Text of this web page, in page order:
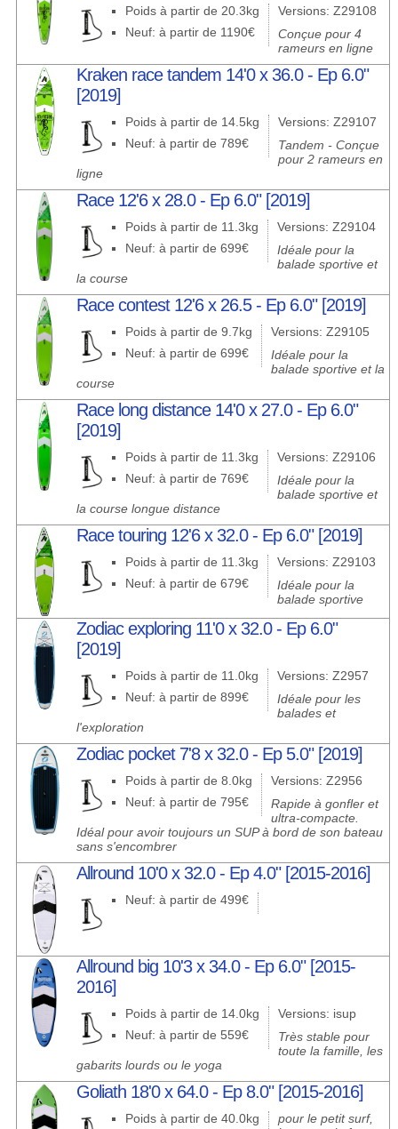
Poids à partir de 20.3kg
Neuf: à partir de 1190€
Versions: Z29108
Conçue pour 4
rameurs en ligne
Kraken race tandem 14'0 x 36.0 - Ep 6.0"
[2019]
Poids à partir de 14.5kg
Neuf: à partir de 789€
Versions: Z29107
Tandem - Conçue
pour 2 rameurs en
ligne
Race 12'6 x 28.0 - Ep 6.0" [2019]
Poids à partir de 11.3kg
Neuf: à partir de 699€
Versions: Z29104
Idéale pour la
balade sportive et
la course
Race contest 12'6 x 26.5 - Ep 6.0" [2019]
Poids à partir de 9.7kg
Neuf: à partir de 699€
Versions: Z29105
Idéale pour la
balade sportive et la
course
Race long distance 14'0 x 27.0 - Ep 6.0"
[2019]
Poids à partir de 11.3kg
Neuf: à partir de 769€
Versions: Z29106
Idéale pour la
balade sportive et
la course longue distance
Race touring 12'6 x 32.0 - Ep 6.0" [2019]
Poids à partir de 11.3kg
Neuf: à partir de 679€
Versions: Z29103
Idéale pour la
balade sportive
Zodiac exploring 11'0 x 32.0 - Ep 6.0"
[2019]
Poids à partir de 11.0kg
Neuf: à partir de 899€
Versions: Z2957
Idéale pour les
balades et
l'exploration
Zodiac pocket 7'8 x 32.0 - Ep 5.0" [2019]
Poids à partir de 8.0kg
Neuf: à partir de 795€
Versions: Z2956
Rapide à gonfler et
ultra-compacte.
Idéal pour avoir toujours un SUP à bord de son bateau
sans s'encombrer
Allround 10'0 x 32.0 - Ep 4.0" [2015-2016]
Neuf: à partir de 499€
Allround big 10'3 x 34.0 - Ep 6.0" [2015-
2016]
Poids à partir de 14.0kg
Neuf: à partir de 559€
Versions: isup
Très stable pour
toute la famille, les
gabarits lourds ou le yoga
Goliath 18'0 x 64.0 - Ep 8.0" [2015-2016]
Poids à partir de 40.0kg
pour le petit surf,